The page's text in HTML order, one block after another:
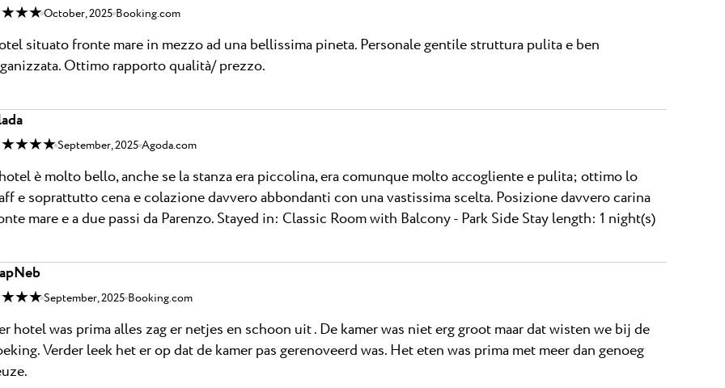
★ ★ October, 2025 Booking.com
situato fronte mare in mezzo ad una bellissima pineta. Personale gentile struttura pulita e ben
Ottimo rapporto qualità/ prezzo.
★ ★ ★ September, 2025 Agoda.com
è molto bello, anche se la stanza era piccolina, era comunque molto accogliente e pulita; ottimo lo
e soprattutto cena e colazione davvero abbondanti con una vastissima scelta. Posizione davvero carina
mare e a due passi da Parenzo. Stayed in: Classic Room with Balcony - Park Side Stay length: 1 night(s)
★ ★ September, 2025 Booking.com
hotel was prima alles zag er netjes en schoon uit . De kamer was niet erg groot maar dat wisten we bij de
Verder leek het er op dat de kamer pas gerenoveerd was. Het eten was prima met meer dan genoeg